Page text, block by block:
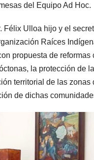
del Equipo Ad Hoc.
Ulloa hijo y el
Raíces
propuesta de
la protección de
territorial de las zonas
de dichas